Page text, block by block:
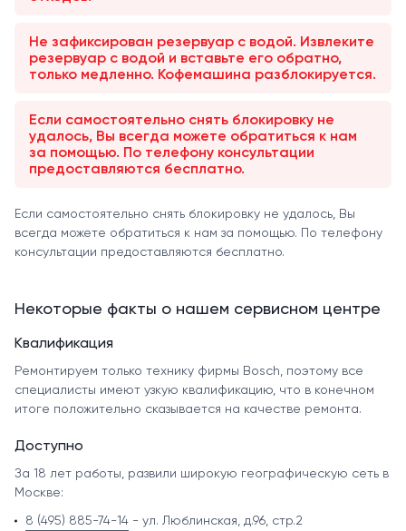
Не зафиксирован резервуар с водой. Извлеките
резервуар с водой и вставьте его обратно,
только медленно. Кофемашина разблокируется.
Если самостоятельно снять блокировку не
удалось, Вы всегда можете обратиться к нам
за помощью. По телефону консультации
предоставляются бесплатно.
Если самостоятельно снять блокировку не удалось, Вы
всегда можете обратиться к нам за помощью. По телефону
консультации предоставляются бесплатно.
Некоторые факты о нашем сервисном центре
Квалификация
Ремонтируем только технику фирмы Bosch, поэтому все
специалисты имеют узкую квалификацию, что в конечном
итоге положительно сказывается на качестве ремонта.
Доступно
За 18 лет работы, развили широкую географическую сеть в
Москве:
8 (495) 885-74-14 - ул. Люблинская, д.96, стр.2